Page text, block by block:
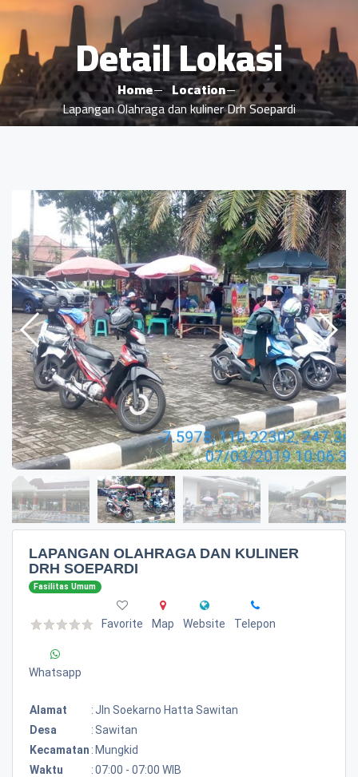
Detail Lokasi
Home
Location
Lapangan Olahraga dan kuliner Drh Soepardi
LAPANGAN OLAHRAGA DAN KULINER
DRH SOEPARDI
Fasilitas Umum
Favorite Map Website Telepon
Whatsapp
Alamat : Jln Soekarno Hatta Sawitan
Desa
: Sawitan
Kecamatan : Mungkid
Waktu
:07:00 - 07:00 WIB